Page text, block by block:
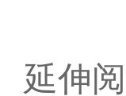
延伸阅